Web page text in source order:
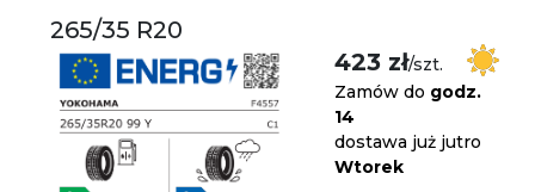
265/35 R20
423 zł/szt.
Zamów do godz.
14
dostawa już jutro
Wtorek